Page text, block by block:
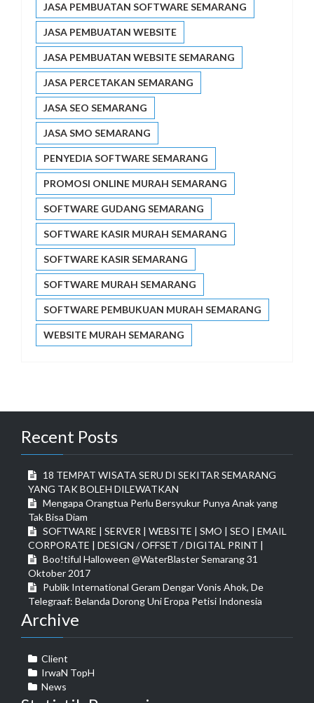
JASA PEMBUATAN SOFTWARE SEMARANG
JASA PEMBUATAN WEBSITE
JASA PEMBUATAN WEBSITE SEMARANG
JASA PERCETAKAN SEMARANG
JASA SEO SEMARANG
JASA SMO SEMARANG
PENYEDIA SOFTWARE SEMARANG
PROMOSI ONLINE MURAH SEMARANG
SOFTWARE GUDANG SEMARANG
SOFTWARE KASIR MURAH SEMARANG
SOFTWARE KASIR SEMARANG
SOFTWARE MURAH SEMARANG
SOFTWARE PEMBUKUAN MURAH SEMARANG
WEBSITE MURAH SEMARANG
Recent Posts
18 TEMPAT WISATA SERU DI SEKITAR SEMARANG
YANG TAK BOLEH DILEWATKAN
Mengapa Orangtua Perlu Bersyukur Punya Anak yang
Tak Bisa Diam
SOFTWARE | SERVER | WEBSITE | SMO | SEO | EMAIL
CORPORATE | DESIGN / OFFSET / DIGITAL PRINT |
Boo!tiful Halloween @WaterBlaster Semarang 31
Oktober 2017
Publik International Geram Dengar Vonis Ahok, De
Telegraaf: Belanda Dorong Uni Eropa Petisi Indonesia
Archive
Client
IrwaN TopH
News